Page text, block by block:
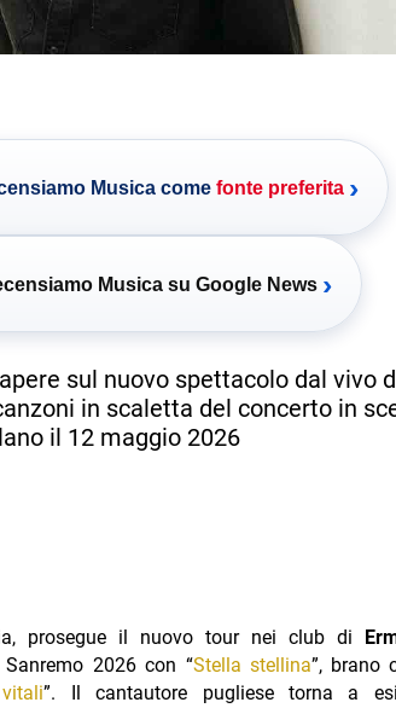
Musica come fonte preferita ›
Musica su Google News ›
sul nuovo spettacolo dal vivo
in scaletta del concerto in
il 12 maggio 2026
prosegue il nuovo tour nei club di
2026 con “Stella stellina”, brano
”. Il cantautore pugliese torna a